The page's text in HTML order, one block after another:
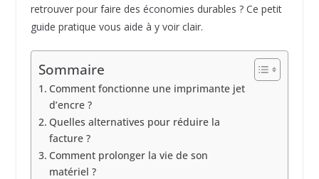
retrouver pour faire des économies durables ? Ce petit
guide pratique vous aide à y voir clair.
Sommaire
Comment fonctionne une imprimante jet
d’encre ?
Quelles alternatives pour réduire la
facture ?
Comment prolonger la vie de son
matériel ?